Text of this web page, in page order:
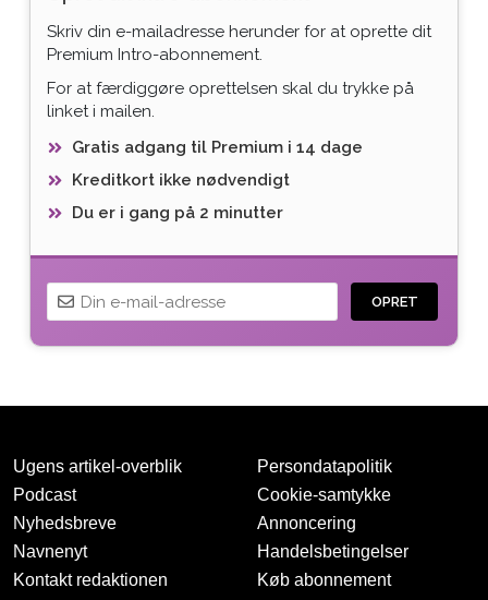
Skriv din e-mailadresse herunder for at oprette dit
Premium Intro-abonnement.
For at færdiggøre oprettelsen skal du trykke på
linket i mailen.
Gratis adgang til Premium i 14 dage
Kreditkort ikke nødvendigt
Du er i gang på 2 minutter
OPRET
Tak for oprettelsen
Ugens artikel-overblik
Podcast
Nyhedsbreve
Navnenyt
Kontakt redaktionen
Persondatapolitik
Cookie-samtykke
Annoncering
Handelsbetingelser
Køb abonnement